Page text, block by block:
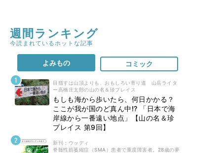
週間ランキング
今読まれているホットな記事
よみもの コミック
目指すは山頂よりも、おもしろい寄り道 山岳ライタ
ー高橋庄太郎の山の名＆珍プレイス
もしも海から歩いたら、何日かかる？
ここが我が国のど真ん中!? 「日本で海
岸線から一番遠い地点」【山の名＆珍
プレイス 第9回】
新刊 : ウッディ
脊髄性筋萎縮症（SMA）患者で重度障害者。28歳の夢